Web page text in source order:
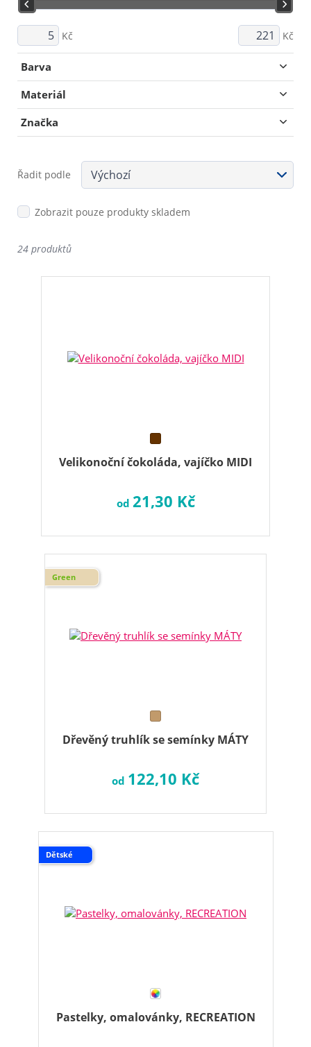
Kč Kč
Barva
Materiál
Značka
Řadit podle
Zobrazit pouze produkty skladem
24 produktů
Velikonoční čokoláda, vajíčko MIDI
od 21,30 Kč
Dřevěný truhlík se semínky MÁTY
Green
od 122,10 Kč
Pastelky, omalovánky, RECREATION
Dětské